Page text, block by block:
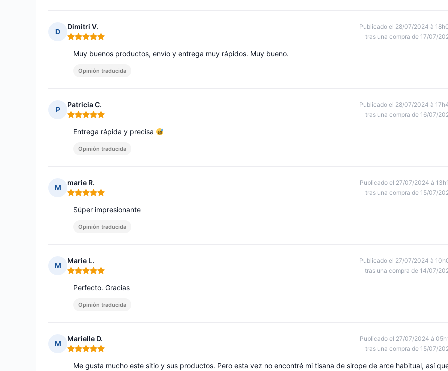
D
Dimitri V.
Nota: 5 de 5
Publicado el 28/07/2024 à
tras una compra de 17/07/
Muy buenos productos, envío y entrega muy rápidos. Muy bueno.
Opinión traducida
P
Patricia C.
Nota: 5 de 5
Publicado el 28/07/2024 à
tras una compra de 16/07/
Entrega rápida y precisa
Opinión traducida
M
marie R.
Nota: 5 de 5
Publicado el 27/07/2024 à
tras una compra de 15/07/
Súper impresionante
Opinión traducida
M
Marie L.
Nota: 5 de 5
Publicado el 27/07/2024 à
tras una compra de 14/07/
Perfecto. Gracias
Opinión traducida
M
Marielle D.
Nota: 5 de 5
Publicado el 27/07/2024 à
tras una compra de 15/07/
Me gusta mucho este sitio y sus productos. Pero esta vez no encontré mi tisana de sirope de arce habitual, así